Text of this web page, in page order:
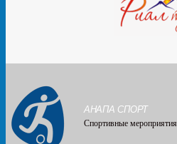
АНАПА СПОРТ
Спортивные мероприятия